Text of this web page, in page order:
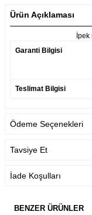
Ürün Açıklaması
Garanti Bilgisi
Teslimat Bilgisi
Ödeme Seçenekleri
Tavsiye Et
İade Koşulları
BENZER ÜRÜNLER